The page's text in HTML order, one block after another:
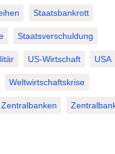
Staatsbankrott
Staatsverschuldung
US-Wirtschaft USA
Weltwirtschaftskrise
Zentralbanken